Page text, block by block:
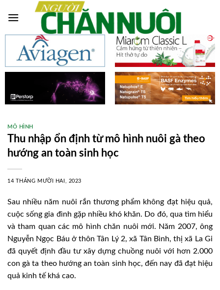
MÔ HÌNH
Thu nhập ổn định từ mô hình nuôi gà theo
hướng an toàn sinh học
14 THÁNG MƯỜI HAI, 2023
Sau nhiều năm nuôi rắn thương phẩm không đạt hiệu quả,
cuộc sống gia đình gặp nhiều khó khăn. Do đó, qua tìm hiểu
và tham quan các mô hình chăn nuôi mới. Năm 2007, ông
Nguyễn Ngọc Báu ở thôn Tân Lý 2, xã Tân Bình, thị xã La Gi
đã quyết định đầu tư xây dựng chuồng nuôi với hơn 2.000
con gà ta theo hướng an toàn sinh học, đến nay đã đạt hiệu
quả kinh tế khá cao.